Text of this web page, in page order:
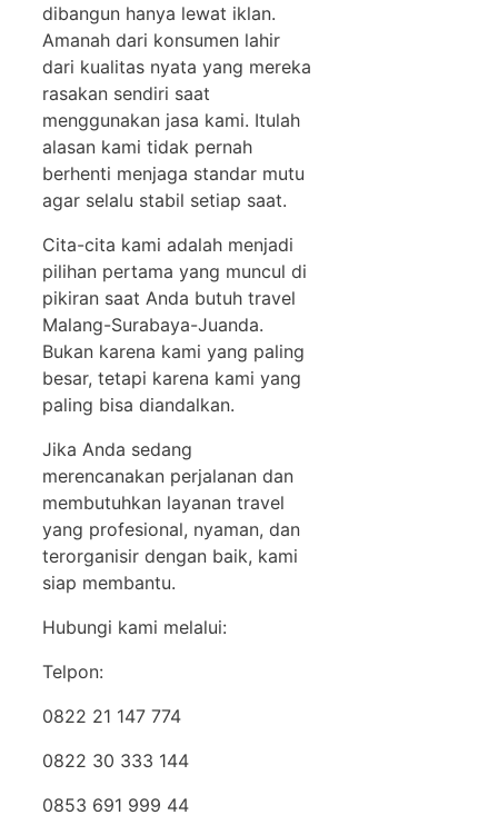
dibangun hanya lewat iklan.
Amanah dari konsumen lahir
dari kualitas nyata yang mereka
rasakan sendiri saat
menggunakan jasa kami. Itulah
alasan kami tidak pernah
berhenti menjaga standar mutu
agar selalu stabil setiap saat.
Cita-cita kami adalah menjadi
pilihan pertama yang muncul di
pikiran saat Anda butuh travel
Malang-Surabaya-Juanda.
Bukan karena kami yang paling
besar, tetapi karena kami yang
paling bisa diandalkan.
Jika Anda sedang
merencanakan perjalanan dan
membutuhkan layanan travel
yang profesional, nyaman, dan
terorganisir dengan baik, kami
siap membantu.
Hubungi kami melalui:
Telpon:
0822 21 147 774
0822 30 333 144
0853 691 999 44